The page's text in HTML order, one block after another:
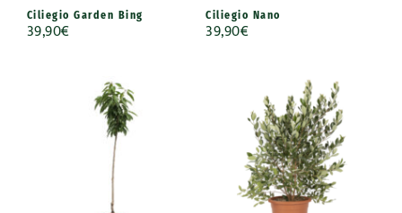
Ciliegio Garden Bing
39,90€
Ciliegio Nano
39,90€